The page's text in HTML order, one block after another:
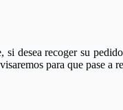
desea recoger su
para que pase a